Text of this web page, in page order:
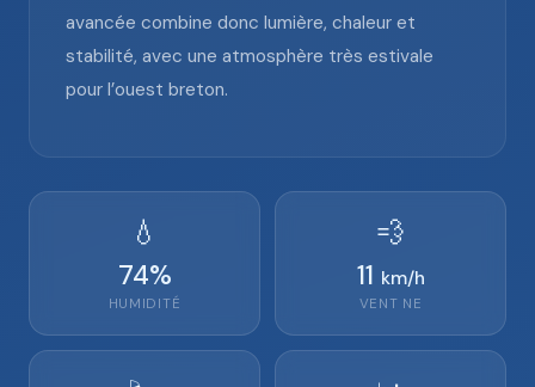
avancée combine donc lumière, chaleur et
stabilité, avec une atmosphère très estivale
pour l’ouest breton.
💧
74%
HUMIDITÉ
💨
11 km/h
VENT NE